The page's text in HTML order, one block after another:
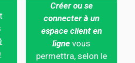
Créer ou se
connecter à un
espace client en
ligne vous
permettra, selon le